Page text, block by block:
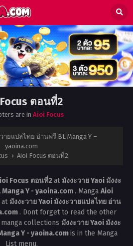
ตอนที่2
are in Aioi Focus
วายแปลไทย อ่านฟรี BL Manga Y –
yaoina.com
› Aioi Focus ตอนที่2
Focus ตอนที่2at มังงะวาย Yaoi มังงะ
Y - yaoina.com . Manga Aioi
at มังงะวาย Yaoi มังงะวายแปลไทย อ่าน
. Dont forget to read the other
collections มังงะวาย Yaoi มังงะ
Y - yaoina.comis in the Manga
List menu.